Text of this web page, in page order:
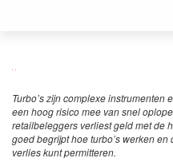
Turbo’s zijn complexe
een hoog risico mee van snel
retailbeleggers verliest geld met de
goed begrijpt hoe turbo’s werken
verlies kunt permitteren.